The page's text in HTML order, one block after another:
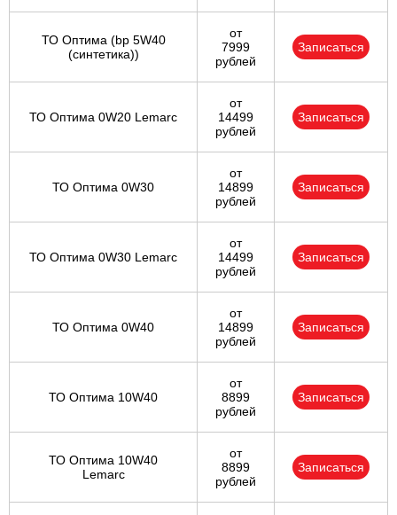
ТО Оптима (bp 5W40
(синтетика))
от
7999
рублей
Записаться
ТО Оптима 0W20 Lemarc
от
14499
рублей
Записаться
ТО Оптима 0W30
от
14899
рублей
Записаться
ТО Оптима 0W30 Lemarc
от
14499
рублей
Записаться
ТО Оптима 0W40
от
14899
рублей
Записаться
ТО Оптима 10W40
от
8899
рублей
Записаться
ТО Оптима 10W40
Lemarc
от
8899
рублей
Записаться